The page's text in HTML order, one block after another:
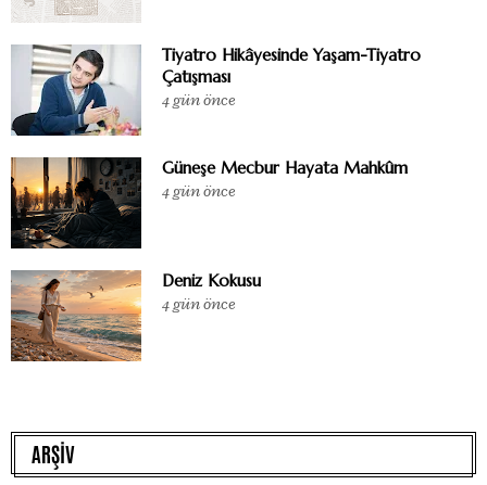
Tiyatro Hikâyesinde Yaşam-Tiyatro
Çatışması
4 gün önce
Güneşe Mecbur Hayata Mahkûm
4 gün önce
Deniz Kokusu
4 gün önce
ARŞİV